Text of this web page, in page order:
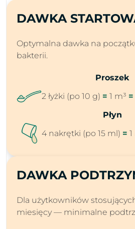
DAWKA
Optymalna dawka na
bakterii.
Proszek
2 łyżki (po 10 g) = 1 m³ =
Płyn
4 nakrętki (po 15 ml) =
DAWKA
Dla użytkowników
miesięcy — minimalne